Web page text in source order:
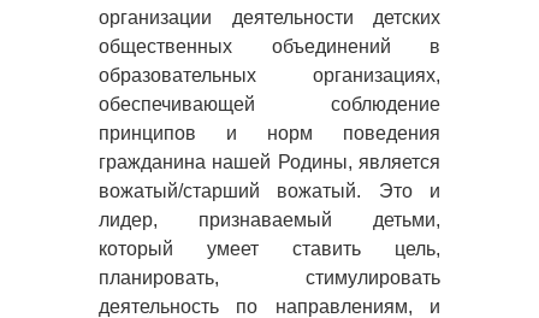
организации деятельности детских
общественных объединений в
образовательных организациях,
обеспечивающей соблюдение
принципов и норм поведения
гражданина нашей Родины, является
вожатый/старший вожатый. Это и
лидер, признаваемый детьми,
который умеет ставить цель,
планировать, стимулировать
деятельность по направлениям, и